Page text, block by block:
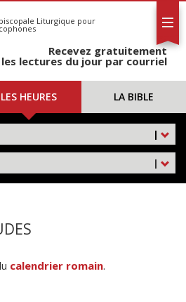
Liturgique pour
Recevez gratuitement
les lectures du jour par courriel
LES HEURES LA BIBLE
|
|
calendrier romain.